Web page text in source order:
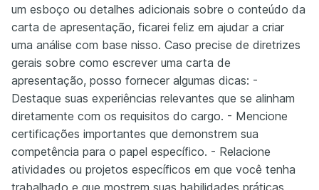
um esboço ou detalhes adicionais sobre o conteúdo da
carta de apresentação, ficarei feliz em ajudar a criar
uma análise com base nisso. Caso precise de diretrizes
gerais sobre como escrever uma carta de
apresentação, posso fornecer algumas dicas: -
Destaque suas experiências relevantes que se alinham
diretamente com os requisitos do cargo. - Mencione
certificações importantes que demonstrem sua
competência para o papel específico. - Relacione
atividades ou projetos específicos em que você tenha